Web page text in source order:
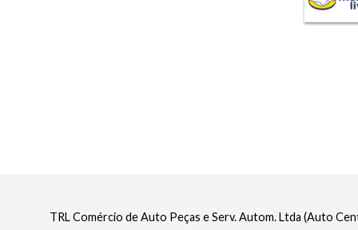
TRL Comércio de Auto Peças e Serv. Autom. Ltda (Auto